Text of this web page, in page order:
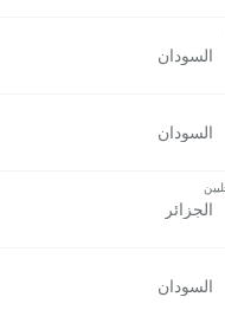
السودان
السودان
الجزائر
السودان